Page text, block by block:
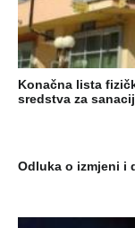
Konačna lista
sredstva za
Odluka o izmjeni i